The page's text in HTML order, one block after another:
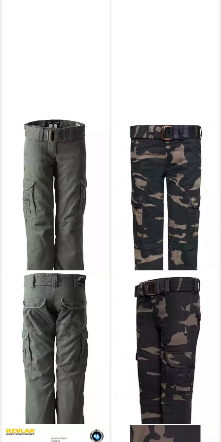
Motorradhose
JOHN DOEMotorradhose